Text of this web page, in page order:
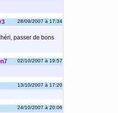
28/09/2007 à 17:34
passer de bons
02/10/2007 à 19:57
13/10/2007 à 17:20
24/10/2007 à 20:06